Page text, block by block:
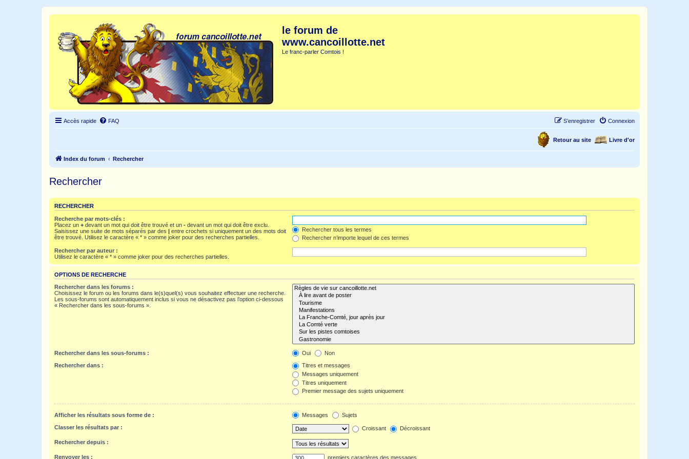
le forum de
www.cancoillotte.net
Le franc-parler Comtois !
Accès rapide FAQ Connexion
S’enregistrer
Livre d'or
Retour au site
Index du forum Rechercher
Rechercher
RECHERCHER
Recherche par mots-clés :
Placez un + devant un mot qui doit être trouvé et un - devant un mot qui doit être exclu.
Saisissez une suite de mots séparés par des | entre crochets si uniquement un des mots doit
être trouvé. Utilisez le caractère « * » comme joker pour des recherches partielles.
Rechercher tous les termes
Rechercher n’importe lequel de ces termes
Rechercher par auteur :
Utilisez le caractère « * » comme joker pour des recherches partielles.
OPTIONS DE RECHERCHE
Rechercher dans les forums :
Choisissez le forum ou les forums dans le(s)quel(s) vous souhaitez effectuer une recherche.
Les sous-forums sont automatiquement inclus si vous ne désactivez pas l’option ci-dessous
« Rechercher dans les sous-forums ».
Rechercher dans les sous-forums : Oui Non
Rechercher dans :
Titres et messages
Messages uniquement
Titres uniquement
Premier message des sujets uniquement
Afficher les résultats sous forme de : Messages Sujets
Classer les résultats par : Croissant Décroissant
Rechercher depuis :
Renvoyer les : premiers caractères des messages